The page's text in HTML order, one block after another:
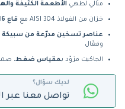
مثالي لطهي الأطعمة الكثيفة
خزان من الفولاذ AISI 304 مع قاع AISI 316
عناصر تسخين مدرّعة من سبيكة Incoloy
وفعّال
الجاكيت مزوّد بـمقياس ضغط، صمام أمان 0.5
لديك سؤال؟
تواصل معنا عبر